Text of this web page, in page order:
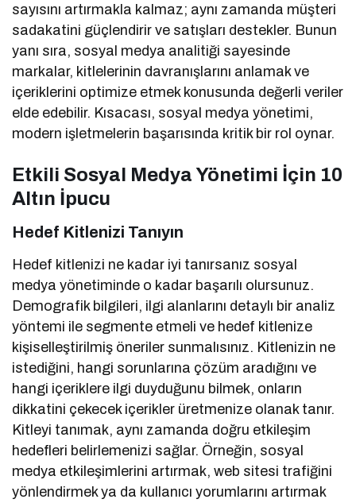
sayısını artırmakla kalmaz; aynı zamanda müşteri
sadakatini güçlendirir ve satışları destekler. Bunun
yanı sıra, sosyal medya analitiği sayesinde
markalar, kitlelerinin davranışlarını anlamak ve
içeriklerini optimize etmek konusunda değerli veriler
elde edebilir. Kısacası, sosyal medya yönetimi,
modern işletmelerin başarısında kritik bir rol oynar.
Etkili Sosyal Medya Yönetimi İçin 10
Altın İpucu
Hedef Kitlenizi Tanıyın
Hedef kitlenizi ne kadar iyi tanırsanız sosyal
medya yönetiminde o kadar başarılı olursunuz.
Demografik bilgileri, ilgi alanlarını detaylı bir analiz
yöntemi ile segmente etmeli ve hedef kitlenize
kişiselleştirilmiş öneriler sunmalısınız. Kitlenizin ne
istediğini, hangi sorunlarına çözüm aradığını ve
hangi içeriklere ilgi duyduğunu bilmek, onların
dikkatini çekecek içerikler üretmenize olanak tanır.
Kitleyi tanımak, aynı zamanda doğru etkileşim
hedefleri belirlemenizi sağlar. Örneğin, sosyal
medya etkileşimlerini artırmak, web sitesi trafiğini
yönlendirmek ya da kullanıcı yorumlarını artırmak